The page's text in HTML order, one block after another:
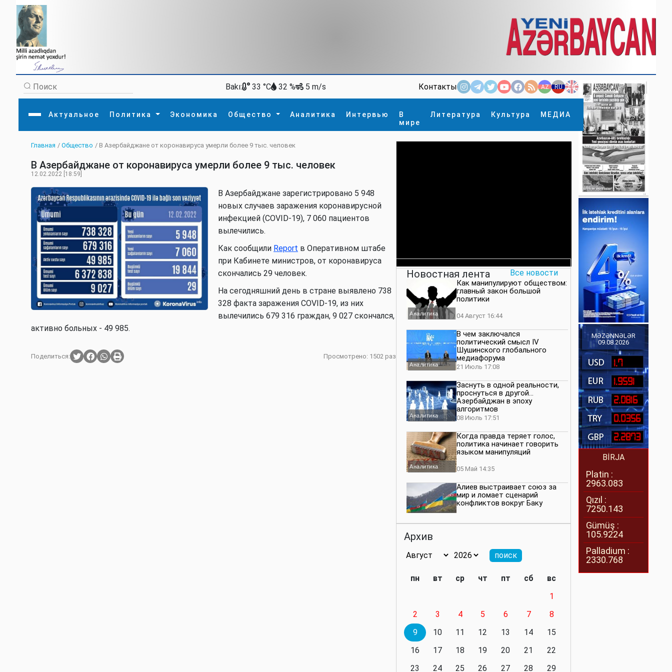
Bakı: 33 °C 32 % 5 m/s Контакты AZ RU EN
Актуальное Политика Экономика Общество Аналитика Интервью
В
мире
Литература Культура МЕДИА
×
Актуальное
Экономика
Культура
Интервью
МЕДИА
Внешняя политика
Внутренняя политика
Туризм
Наука
Происшествие
Диаспора
İdmanНовые технологии
Главная / Общество / В Азербайджане от коронавируса умерли более 9 тыс. человек
В Азербайджане от коронавируса умерли более 9 тыс. человек
12.02.2022 [18:59]
В Азербайджане зарегистрировано 5 948
новых случаев заражения коронавирусной
инфекцией (COVID-19), 7 060 пациентов
вылечились.
Как сообщили Report в Оперативном штабе
при Кабинете министров, от коронавируса
скончались 29 человек.
На сегодняшний день в стране выявлено 738
328 факта заражения COVID-19, из них
вылечились 679 316 граждан, 9 027 скончался,
активно больных - 49 985.
Поделиться: Просмотрено: 1502 раз
Новостная лента Все новости
Аналитика
Как манипулируют обществом:
главный закон большой
политики
04 Август 16:44
Аналитика
В чем заключался
политический смысл IV
Шушинского глобального
медиафорума
21 Июль 17:08
Аналитика
Заснуть в одной реальности,
проснуться в другой…
Азербайджан в эпоху
алгоритмов
08 Июль 17:51
Аналитика
Когда правда теряет голос,
политика начинает говорить
языком манипуляций
05 Май 14:35
Алиев выстраивает союз за
мир и ломает сценарий
конфликтов вокруг Баку
значимость региона
нейтралитета больше не будет
Политика
президенту приходится все
делать самому
Архив
пн вт ср чт пт сб
вс
1
2
3 4 5 6 7
8
9
10 11 12 13 14
15
16
17 18 19 20 21
22
23
24 25 26 27 28
29
MƏZƏNNƏLƏR
09.08.2026
1.7
1.9591
2.0816
0.0356
2.2873
BİRJA
Platin :
2963.083
Qızıl :
7250.143
Gümüş :
105.9224
Palladium :
2330.768